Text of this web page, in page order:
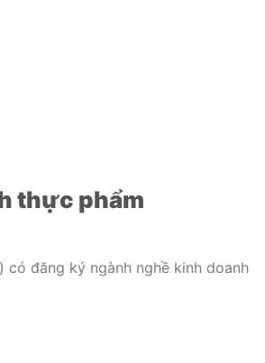
thực phẩm
có đăng ký ngành nghề kinh doanh